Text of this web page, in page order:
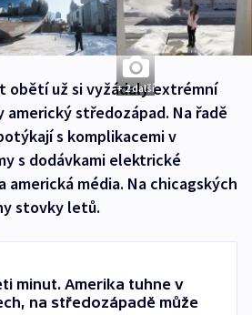
+ 2 další
obětí už si vyžádaly extrémní
americký středozápad. Na řadě
s komplikacemi v
s dodávkami elektrické
média. Na chicagských
stovky letů.
minut. Amerika tuhne v
na středozápadě může